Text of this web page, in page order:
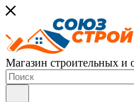
Магазин строительных и